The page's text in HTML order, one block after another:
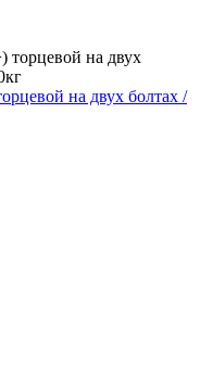
на двух болтах /